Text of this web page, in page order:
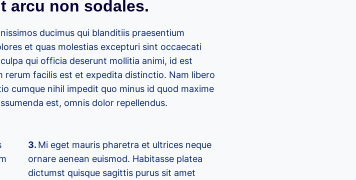
arcu non sodales.
ducimus qui blanditiis praesentium
et quas molestias excepturi sint occaecati
qui officia deserunt mollitia animi, id est
rerum facilis est et expedita distinctio. Nam libero
cumque nihil impedit quo minus id quod maxime
est, omnis dolor repellendus.
3. Mi eget mauris pharetra et ultrices neque
ornare aenean euismod. Habitasse platea
dictumst quisque sagittis purus sit amet